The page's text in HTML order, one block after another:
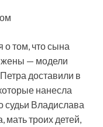
том, что сына
жены — модели
доставили в
нанесла
судьи Владислава
троих детей,